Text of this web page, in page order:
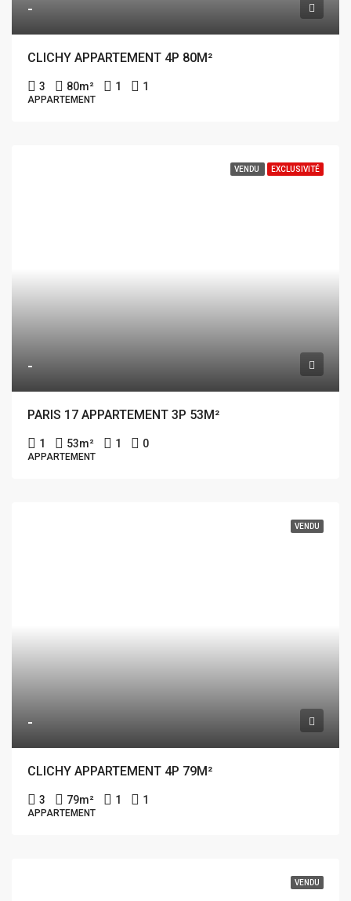
-
CLICHY APPARTEMENT 4P 80M²
3 80m² 1 1
APPARTEMENT
VENDU EXCLUSIVITÉ
-
PARIS 17 APPARTEMENT 3P 53M²
1 53m² 1 0
APPARTEMENT
VENDU
-
CLICHY APPARTEMENT 4P 79M²
3 79m² 1 1
APPARTEMENT
VENDU